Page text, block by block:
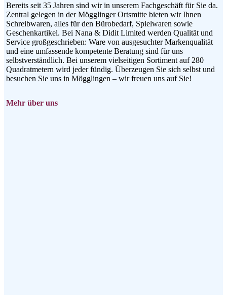
Bereits seit 35 Jahren sind wir in unserem Fachgeschäft für Sie da.
Zentral gelegen in der Mögglinger Ortsmitte bieten wir Ihnen
Schreibwaren, alles für den Bürobedarf, Spielwaren sowie
Geschenkartikel. Bei Nana & Didit Limited werden Qualität und
Service großgeschrieben: Ware von ausgesuchter Markenqualität
und eine umfassende kompetente Beratung sind für uns
selbstverständlich. Bei unserem vielseitigen Sortiment auf 280
Quadratmetern wird jeder fündig. Überzeugen Sie sich selbst und
besuchen Sie uns in Mögglingen – wir freuen uns auf Sie!
Mehr über uns